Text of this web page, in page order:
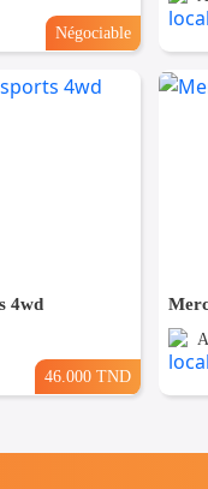
Négociable
4wd
46.000 TND